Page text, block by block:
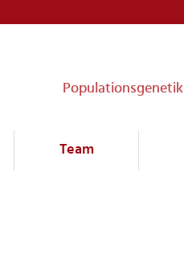
Populationsgenetik
Team